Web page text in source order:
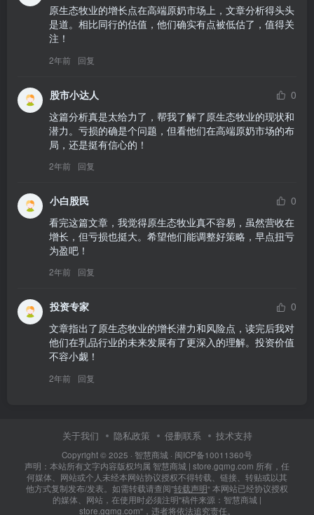
原生态牧业的增长点在高端原奶市场上，文章分析得头头
是道。相比同行的估值，他们确实有点被低估了，值得关
注！
2年前 回复
股市小达人
0
这篇分析真是太给力了，帮我了解了原生态牧业的现状和
潜力。亏损的确是个问题，但看他们在高端原奶市场的布
局，还是挺有信心的！
2年前 回复
小白股民
0
看完这篇文章，我觉得原生态牧业真不容易，虽然营收在
增长，但亏损也挺大。希望他们能调整好策略，早点扭亏
为盈吧！
2年前 回复
投资专家
0
文章指出了原生态牧业的增长潜力和风险点，读完后我对
他们在乳品行业的未来发展有了更深入的理解。投资价值
不容小觑！
2年前 回复
关于我们 隐私政策 侵删联系 技术支持
Copyright © 2025 · 智慧商城 · 闽ICP备10011360号
声明：本站所有文字内容版权均属 智慧商城 | store.gqmg.com 所有，任
何媒体、网站或个人未经本网站协议授权不得转载、链接、转贴或以其
他方式复制发布/发表。如需转载请查阅”转载声明“ 本网站已经协议授权
的媒体、网站，在使用时必须注明"稿件来源：智慧商城 |
store.gqmg.com"，违者将依法追究责任。